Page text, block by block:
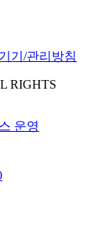
기/관리방침
RIGHTS
운영